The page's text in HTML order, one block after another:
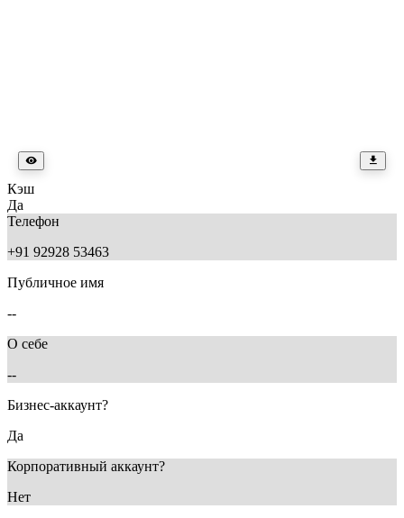
Кэш
Да
Телефон
+91 92928 53463
Публичное имя
--
О себе
--
Бизнес-аккаунт?
Да
Корпоративный аккаунт?
Нет